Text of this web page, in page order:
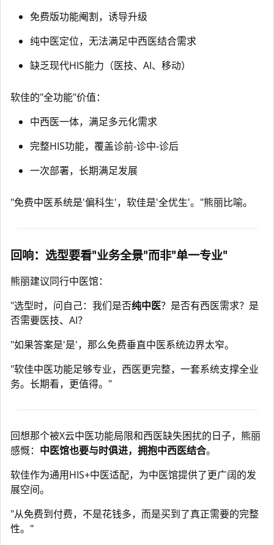
免费版功能阉割，诱导升级
纯中医定位，无法满足中西医结合需求
缺乏现代HIS能力（医技、AI、移动）
软佳的"全功能"价值：
中西医一体，满足多元化需求
完整HIS功能，覆盖诊前-诊中-诊后
一次部署，长期满足发展
"免费中医系统是'偏科生'，软佳是'全优生'。"熊丽比喻。
回响：选型要看"业务全景"而非"单一专业"
熊丽建议同行中医馆：
"选型时，问自己：我们是否纯中医？是否有西医需求？是
否需要医技、AI？
"如果答案是'是'，那么免费垂直中医系统边界太窄。
"软佳中医功能足够专业，西医更完整，一套系统支撑全业
务。长期看，更值得。"
回想那个被X云中医功能局限和西医缺失困扰的日子，熊丽
感慨： 中医馆也要与时俱进，拥抱中西医结合。
软佳作为通用HIS+中医适配，为中医馆提供了更广阔的发
展空间。
"从免费到付费，不是花钱多，而是买到了真正需要的完整
性。"